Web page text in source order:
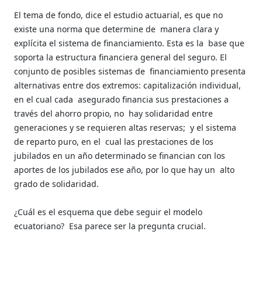
El tema de fondo, dice el estudio actuarial, es que no
existe una norma que determine de manera clara y
explícita el sistema de financiamiento. Esta es la base que
soporta la estructura financiera general del seguro. El
conjunto de posibles sistemas de financiamiento presenta
alternativas entre dos extremos: capitalización individual,
en el cual cada asegurado financia sus prestaciones a
través del ahorro propio, no hay solidaridad entre
generaciones y se requieren altas reservas; y el sistema
de reparto puro, en el cual las prestaciones de los
jubilados en un año determinado se financian con los
aportes de los jubilados ese año, por lo que hay un alto
grado de solidaridad.
¿Cuál es el esquema que debe seguir el modelo
ecuatoriano? Esa parece ser la pregunta crucial.